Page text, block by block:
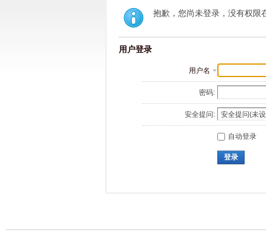
抱歉，您尚未登录，没有权限
用户登录
用户名
密码:
安全提问:
自动登录
登录